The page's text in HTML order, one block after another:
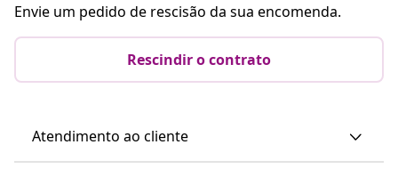
Envie um pedido de rescisão da sua encomenda.
Rescindir o contrato
Atendimento ao cliente